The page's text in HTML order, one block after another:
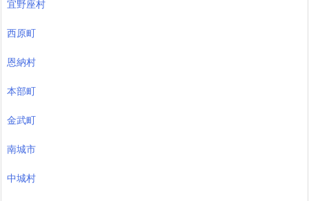
宜野座村
西原町
恩納村
本部町
金武町
南城市
中城村